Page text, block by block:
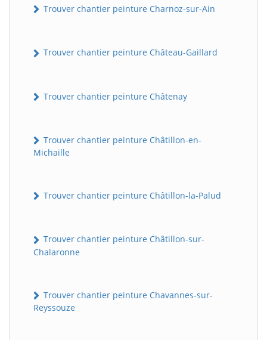
Trouver chantier peinture Charnoz-sur-Ain
Trouver chantier peinture Château-Gaillard
Trouver chantier peinture Châtenay
Trouver chantier peinture Châtillon-en-
Michaille
Trouver chantier peinture Châtillon-la-Palud
Trouver chantier peinture Châtillon-sur-
Chalaronne
Trouver chantier peinture Chavannes-sur-
Reyssouze